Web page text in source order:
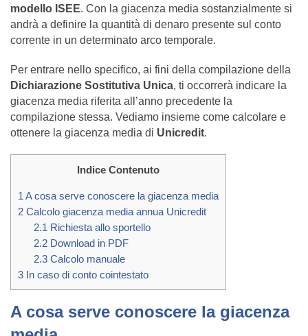
modello ISEE. Con la giacenza media sostanzialmente si
andrà a definire la quantità di denaro presente sul conto
corrente in un determinato arco temporale.
Per entrare nello specifico, ai fini della compilazione della
Dichiarazione Sostitutiva Unica, ti occorrerà indicare la
giacenza media riferita all’anno precedente la
compilazione stessa. Vediamo insieme come calcolare e
ottenere la giacenza media di Unicredit.
Indice Contenuto
1 A cosa serve conoscere la giacenza media
2 Calcolo giacenza media annua Unicredit
2.1 Richiesta allo sportello
2.2Download in PDF
2.3Calcolo manuale
3 In caso di conto cointestato
A cosa serve conoscere la giacenza